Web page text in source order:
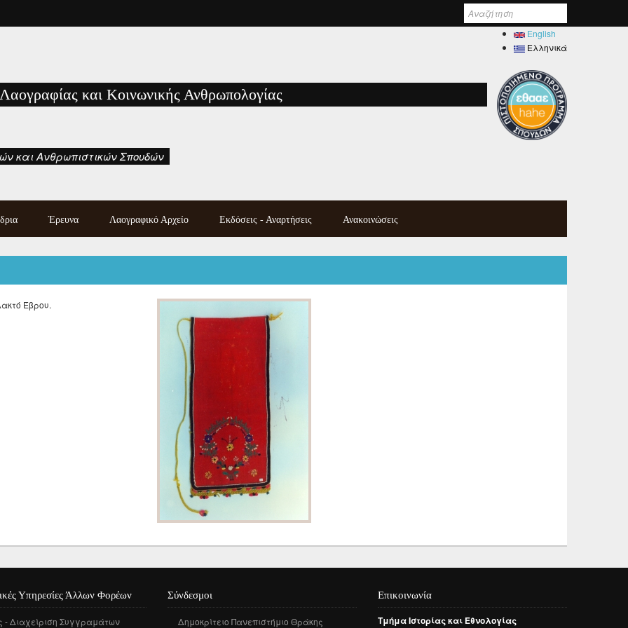
Φόρμα
αναζήτησηςEnglish
Ελληνικά
και Ανθρωπιστικών Σπουδών
και Κοινωνικής Ανθρωπολογίας
Έρευνα Λαογραφικό Αρχείο
Κατάλογος χειρογράφων
Τεκμηρίωση
Εκδόσεις - Αναρτήσεις
Εκδόσεις των μελών του
Συνεδρίων και Ημερίδων
Ηλεκτρονική Θρακική
Βιβλιογραφία
Ανακοινώσεις
Έβρου.
Υπηρεσίες Άλλων Φορέων
- Διαχείριση Συγγραμάτων
Σύνδεσμοι
Δημοκρίτειο Πανεπιστήμιο Θράκης
Επικοινωνία
ΤμήμαΙστορίαςκαι Εθνολογίας